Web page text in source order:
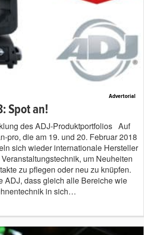
Advertorial
Spot an!
des ADJ-Produktportfolios Auf
pro, die am 19. und 20. Februar 2018
sich wieder internationale Hersteller
um Neuheiten
zu pflegen oder neu zu knüpfen.
ADJ, dass gleich alle Bereiche wie
in sich…